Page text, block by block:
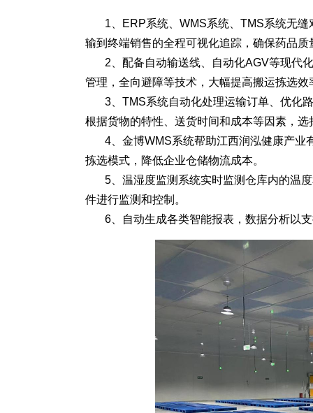
1、ERP系统、WMS系统、TMS系统无
输到终端销售的全程可视化追踪，确保药品
2、配备自动输送线、自动化AGV等现代
管理，全向避障等技术，大幅提高搬运拣选
3、TMS系统自动化处理运输订单、优化
根据货物的特性、送货时间和成本等因素，
4、金博WMS系统帮助江西润泓健康产业
拣选模式，降低企业仓储物流成本。
5、温湿度监测系统实时监测仓库内的温
件进行监测和控制。
6、自动生成各类智能报表，数据分析以